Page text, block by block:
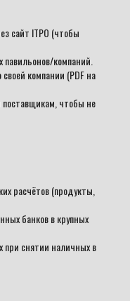
сайт ITPO (чтобы
павильонов/компаний.
компании (PDF на
чтобы не
расчётов (продукты,
банков в крупных
при снятии наличных в